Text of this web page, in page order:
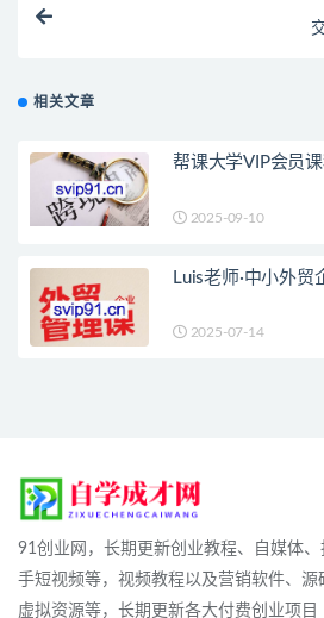
相关文章
帮课大学VIP会员课
2025-09-10
Luis老师·中小外贸
2025-07-14
91创业网，长期更新创业教程、自媒体
手短视频等，视频教程以及营销软件、源
虚拟资源等，长期更新各大付费创业项目